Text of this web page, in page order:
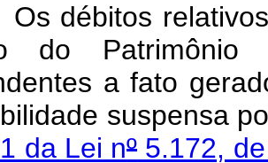
débitos
do
a fato
suspensa
da Lei nº 5.172,